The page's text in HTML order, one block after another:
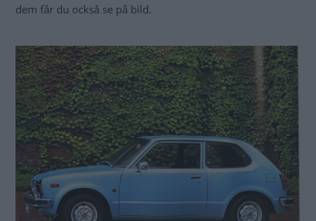
dem får du också se på bild.